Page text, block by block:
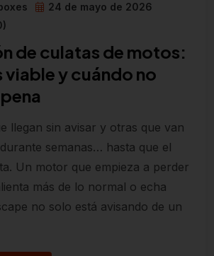
24 de mayo de 2026
de culatas de motos:
viable y cuándo no
llegan sin avisar y otras que van
semanas… hasta que el
Un motor que empieza a perder
más de lo normal o echa
no solo está avisando de un